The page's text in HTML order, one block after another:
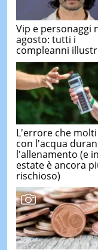
Vip e personaggi
agosto: tutti i
compleanni
L'errore che
con l'acqua
l'allenamento (e in
estate è ancora
rischioso)